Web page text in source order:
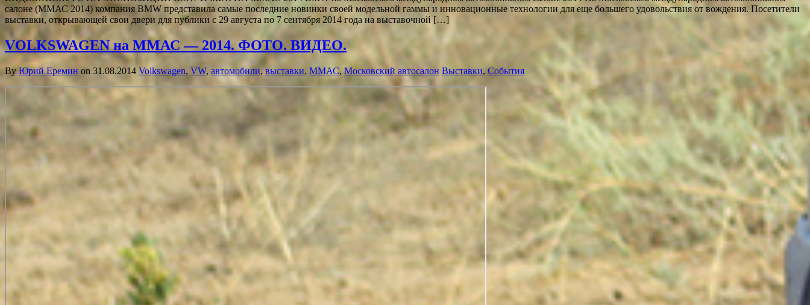
салоне (ММАС 2014) компания BMW представила самые последние новинки своей модельной гаммы и инновационные технологии для еще большего удовольствия от вождения. Посетители
выставки, открывающей свои двери для публики с 29 августа по 7 сентября 2014 года на выставочной […]
VOLKSWAGEN на ММАС — 2014. ФОТО. ВИДЕО.
ByЮрий Ереминon 31.08.2014 Volkswagen, VW, автомобили,выставки, ММАС,Московский автосалон Выставки,События